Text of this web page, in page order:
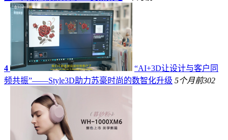
4
“AI+3D让设计与客户同
频共振”——Style3D助力苏豪时尚的数智化升级 5个月前302